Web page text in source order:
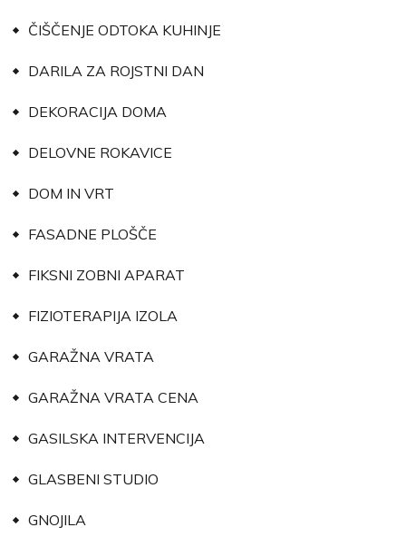
ČIŠČENJE ODTOKA KUHINJE
DARILA ZA ROJSTNI DAN
DEKORACIJA DOMA
DELOVNE ROKAVICE
DOM IN VRT
FASADNE PLOŠČE
FIKSNI ZOBNI APARAT
FIZIOTERAPIJA IZOLA
GARAŽNA VRATA
GARAŽNA VRATA CENA
GASILSKA INTERVENCIJA
GLASBENI STUDIO
GNOJILA